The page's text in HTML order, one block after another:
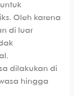
Oleh karena
di luar
dilakukan di
hingga